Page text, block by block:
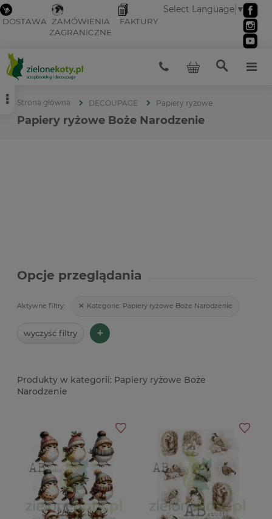
DOSTAWA ZAMÓWIENIA
ZAGRANICZNE
FAKTURY
Select Language ▼
Strona główna DECOUPAGE Papiery ryżowe
Papiery ryżowe Boże Narodzenie
Opcje przeglądania
Aktywne filtry: Kategorie: Papiery ryżowe Boże Narodzenie
wyczyść filtry +
Papiery ryżowe Boże
Narodzenie